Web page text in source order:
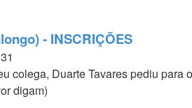
- INSCRIÇÕES
colega, Duarte Tavares pediu para
digam)